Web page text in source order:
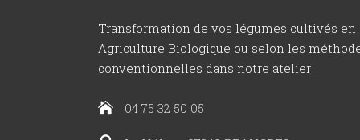
Transformation de vos légumes cultivés en
Agriculture Biologique ou selon les
conventionnelles dans notre atelier
04 75 32 50 05